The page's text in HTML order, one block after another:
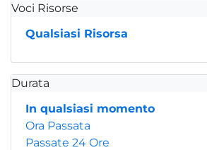
Voci Risorse
Qualsiasi Risorsa
Durata
In qualsiasi momento
Ora Passata
Passate 24 Ore